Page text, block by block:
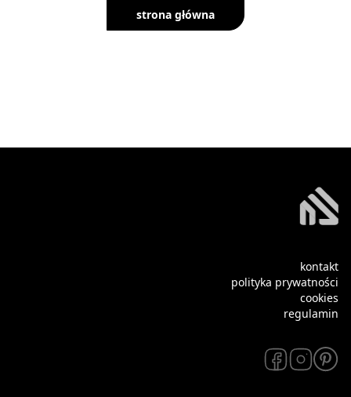
strona główna
kontakt
polityka prywatności
cookies
regulamin